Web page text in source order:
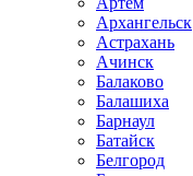
Архангельск
Астрахань
Ачинск
Балаково
Балашиха
Барнаул
Батайск
Белгород